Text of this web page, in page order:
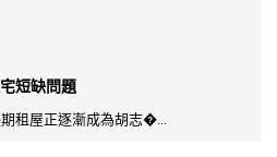
短缺問題
租屋正逐漸成為胡志�...